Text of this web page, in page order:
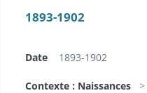
1893-1902
Date 1893-1902
Contexte : Naissances